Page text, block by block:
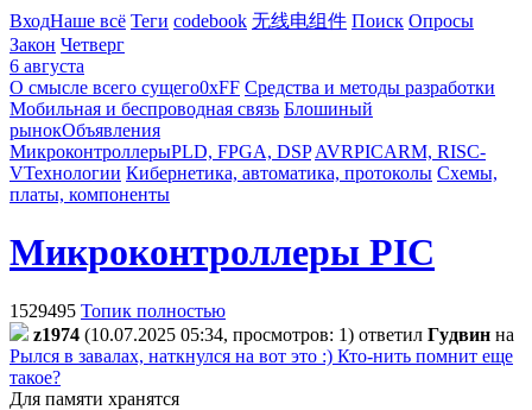
ВходНаше всё Теги codebook 无线电组件 Поиск Опросы
Закон Четверг
6 августа
О смысле всего сущего0xFF Средства и методы разработки
Мобильная и беспроводная связь Блошиный
рынокОбъявления
МикроконтроллерыPLD, FPGA, DSP AVRPICARM, RISC-
VТехнологии Кибернетика, автоматика, протоколы Схемы,
платы, компоненты
Микроконтроллеры PIC
1529495 Топик полностью
z1974 (10.07.2025 05:34, просмотров: 1) ответил Гyдвин на
Рылся в завалах, наткнулся на вот это :) Кто-нить помнит еще
такое?
Для памяти хранятся